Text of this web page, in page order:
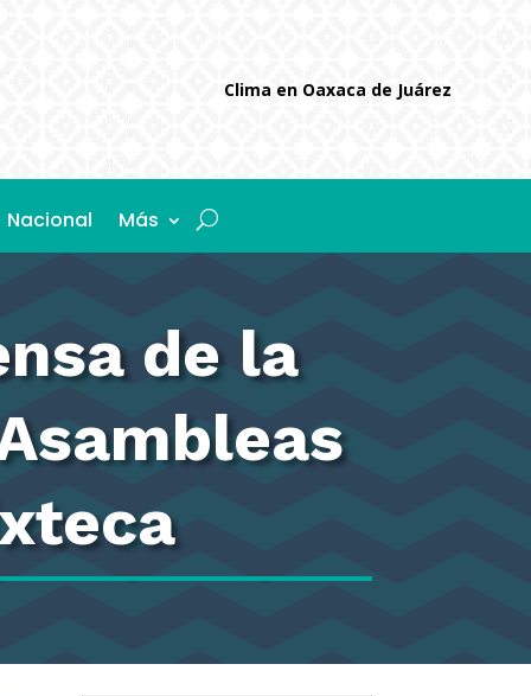
Clima en Oaxaca de Juárez
Nacional Más
de la